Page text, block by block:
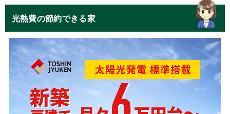
光熱費の節約できる家